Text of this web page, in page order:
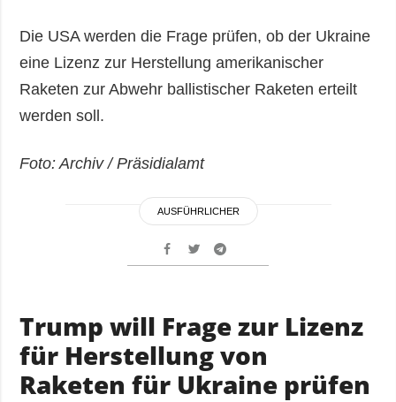
Die USA werden die Frage prüfen, ob der Ukraine
eine Lizenz zur Herstellung amerikanischer
Raketen zur Abwehr ballistischer Raketen erteilt
werden soll.
Foto: Archiv / Präsidialamt
AUSFÜHRLICHER
Trump will Frage zur Lizenz
für Herstellung von
Raketen für Ukraine prüfen